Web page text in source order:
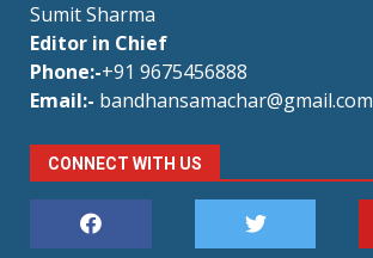
Sumit Sharma
Editor in Chief
Phone:-+91 9675456888
Email:- bandhansamachar@gmail.com
CONNECT WITH US